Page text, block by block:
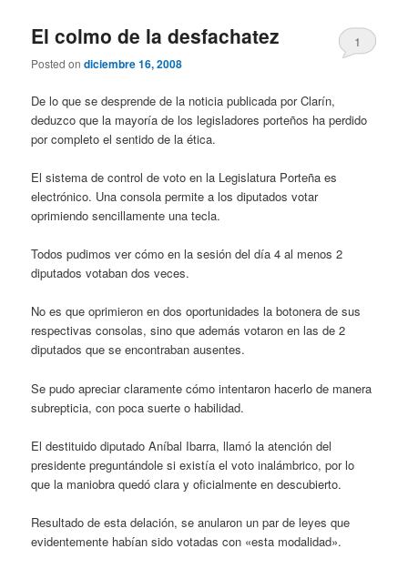
El colmo de la desfachatez
Posted ondiciembre 16, 2008
1
De lo que se desprende de la noticia publicada por Clarín,
deduzco que la mayoría de los legisladores porteños ha perdido
por completo el sentido de la ética.
El sistema de control de voto en la Legislatura Porteña es
electrónico. Una consola permite a los diputados votar
oprimiendo sencillamente una tecla.
Todos pudimos ver cómo en la sesión del día 4 al menos 2
diputados votaban dos veces.
No es que oprimieron en dos oportunidades la botonera de sus
respectivas consolas, sino que además votaron en las de 2
diputados que se encontraban ausentes.
Se pudo apreciar claramente cómo intentaron hacerlo de manera
subrepticia, con poca suerte o habilidad.
El destituido diputado Aníbal Ibarra, llamó la atención del
presidente preguntándole si existía el voto inalámbrico, por lo
que la maniobra quedó clara y oficialmente en descubierto.
Resultado de esta delación, se anularon un par de leyes que
evidentemente habían sido votadas con «esta modalidad».